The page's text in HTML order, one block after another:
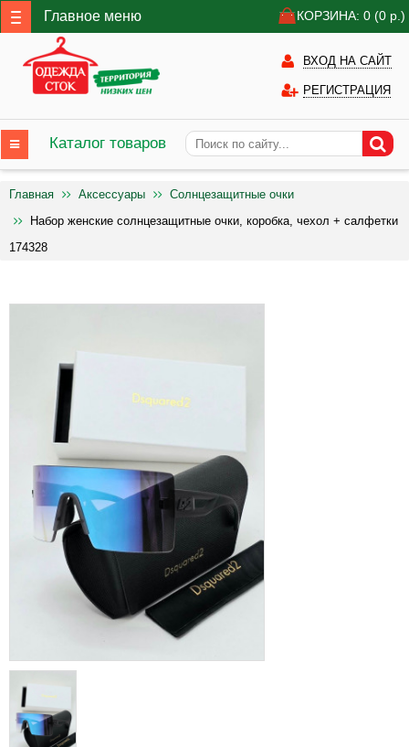
Главное меню КОРЗИНА: 0 (0 р.)
ВХОД НА САЙТ
РЕГИСТРАЦИЯ
Каталог товаров
Главная Аксессуары
Солнцезащитные очки
Набор женские солнцезащитные очки, коробка, чехол + салфетки
174328